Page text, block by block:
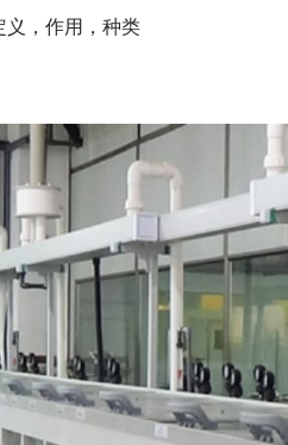
，作用，种类